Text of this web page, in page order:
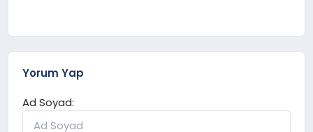
Yorum Yap
Ad Soyad: